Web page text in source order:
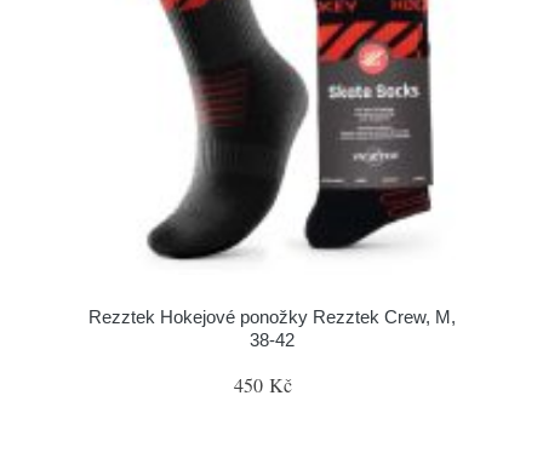
Rezztek Hokejové ponožky Rezztek Crew, M,
38-42
450 Kč